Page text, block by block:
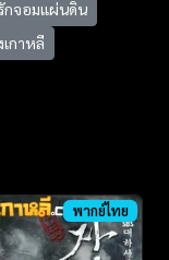
กจอมแผ่นดิน
กาหลี
พากย์ไทย